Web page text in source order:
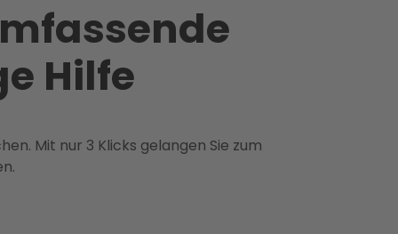
Hilfe
Mit nur 3 Klicks gelangen Sie zum